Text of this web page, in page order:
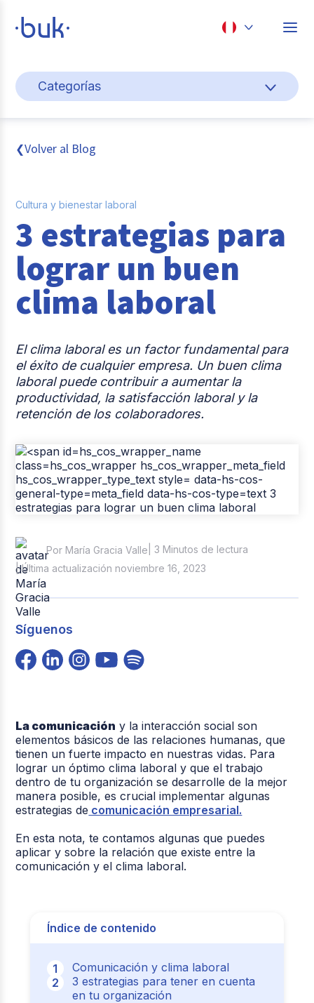
Perú
Categorías
Gestión de personas
Cultura y bienestar laboral
Sistema pagos y planillas
Entrevistas
Buk
Reclutamiento y selección de personal
Tendencias y Data
Columna del Experto
Reclutamiento y Selección
❮Volver al Blog
Cultura y bienestar laboral
3 estrategias para
lograr un buen
clima laboral
El clima laboral es un factor fundamental para
el éxito de cualquier empresa. Un buen clima
laboral puede contribuir a aumentar la
productividad, la satisfacción laboral y la
retención de los colaboradores.
Por María Gracia Valle | 3 Minutos de lectura
| Última actualización noviembre 16, 2023
Síguenos
La comunicación y la interacción social son
elementos básicos de las relaciones humanas, que
tienen un fuerte impacto en nuestras vidas. Para
lograr un óptimo clima laboral y que el trabajo
dentro de tu organización se desarrolle de la mejor
manera posible, es crucial implementar algunas
estrategias de comunicación empresarial.
En esta nota, te contamos algunas que puedes
aplicar y sobre la relación que existe entre la
comunicación y el clima laboral.
Índice de contenido
Comunicación y clima laboral
3 estrategias para tener en cuenta
en tu organización